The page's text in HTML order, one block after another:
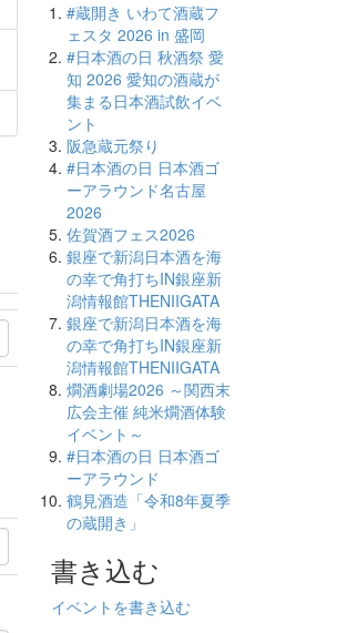
#蔵開き いわて酒蔵フ
ェスタ 2026 in 盛岡
#日本酒の日 秋酒祭 愛
知 2026 愛知の酒蔵が
集まる日本酒試飲イベ
ント
阪急蔵元祭り
#日本酒の日 日本酒ゴ
ーアラウンド名古屋
2026
佐賀酒フェス2026
銀座で新潟日本酒を海
の幸で角打ちIN銀座新
潟情報館THENIIGATA
銀座で新潟日本酒を海
の幸で角打ちIN銀座新
潟情報館THENIIGATA
燗酒劇場2026 ～関西末
広会主催 純米燗酒体験
イベント～
#日本酒の日 日本酒ゴ
ーアラウンド
鶴見酒造「令和8年夏季
の蔵開き」
書き込む
イベントを書き込む